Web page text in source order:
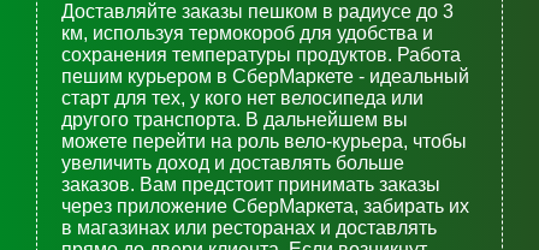
Доставляйте заказы пешком в радиусе до 3
км, используя термокороб для удобства и
сохранения температуры продуктов. Работа
пешим курьером в СберМаркете - идеальный
старт для тех, у кого нет велосипеда или
другого транспорта. В дальнейшем вы
можете перейти на роль вело-курьера, чтобы
увеличить доход и доставлять больше
заказов. Вам предстоит принимать заказы
через приложение СберМаркета, забирать их
в магазинах или ресторанах и доставлять